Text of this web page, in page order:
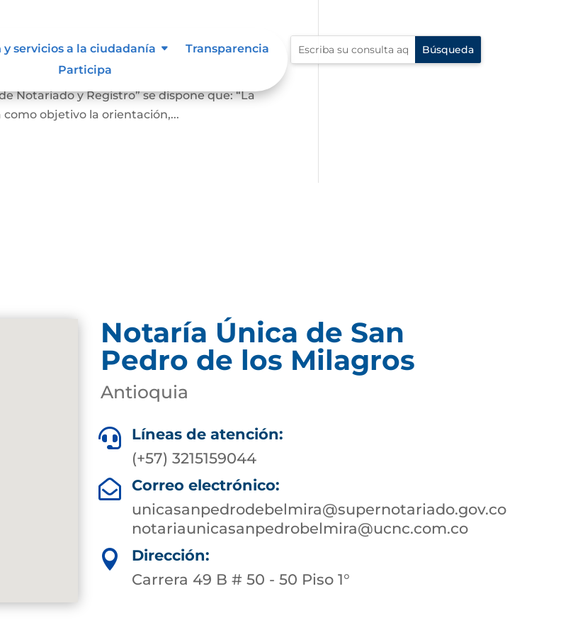
servicios a la ciudadanía
Transparencia
Participa
4 del Decreto 2723 de 2014, “Por el cual
Notariado y Registro” se dispone que: “La
objetivo la orientación,...
Notaría Única de San
Pedro de los Milagros
Antioquia

Líneas de atención:
(+57) 3215159044

Correo electrónico:
unicasanpedrodebelmira@supernotariado.gov.co
notariaunicasanpedrobelmira@ucnc.com.co

Dirección:
Carrera 49 B # 50 - 50 Piso 1°